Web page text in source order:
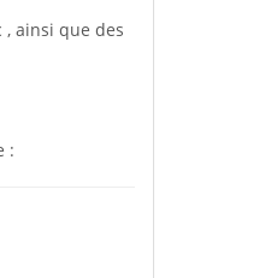
ainsi que des
: